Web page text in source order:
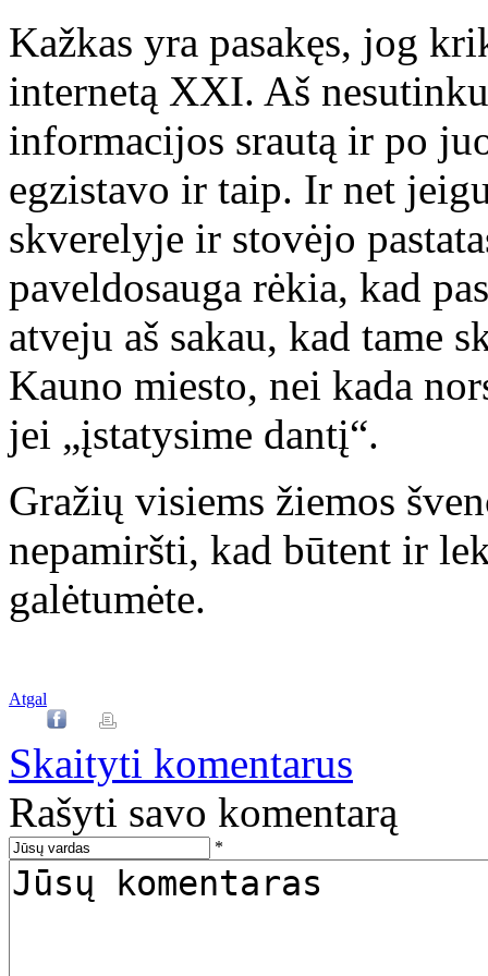
Kažkas yra pasakęs, jog
internetą XXI. Aš
informacijos srautą ir po
egzistavo ir taip. Ir net
skverelyje ir stovėjo
paveldosauga rėkia, kad
atveju aš sakau, kad tame
Kauno miesto, nei kada
jei „įstatysime dantį“.
Gražių visiems žiemos
nepamiršti, kad būtent ir
galėtumėte.
Atgal
Skaityti komentarus
Rašyti savo komentarą
*